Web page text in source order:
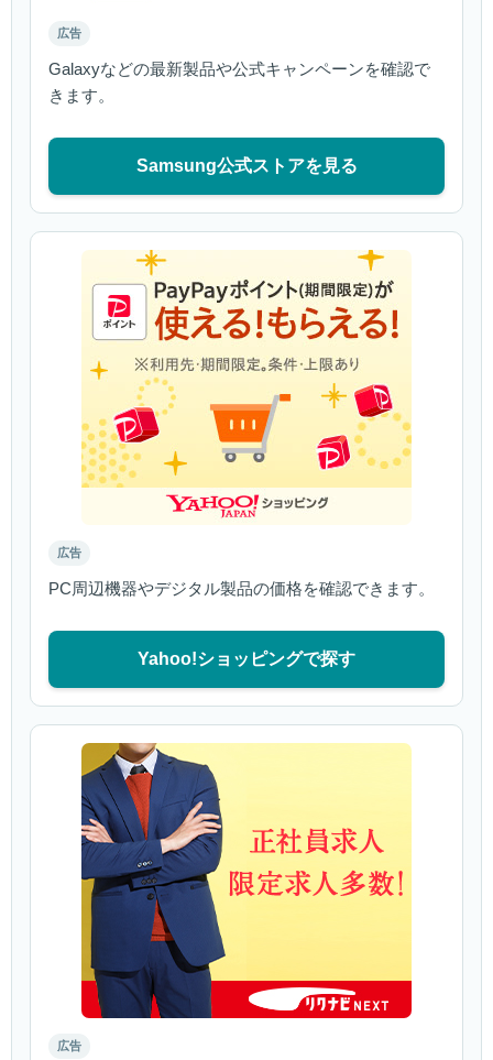
広告
Galaxyなどの最新製品や公式キャンペーンを確認で
きます。
Samsung公式ストアを見る
広告
PC周辺機器やデジタル製品の価格を確認できます。
Yahoo!ショッピングで探す
広告